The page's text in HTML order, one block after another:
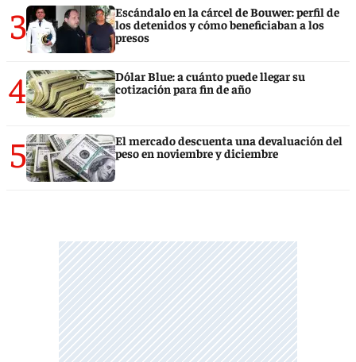
3
Escándalo en la cárcel de Bouwer: perfil de
los detenidos y cómo beneficiaban a los
presos
4
Dólar Blue: a cuánto puede llegar su
cotización para fin de año
5
El mercado descuenta una devaluación del
peso en noviembre y diciembre